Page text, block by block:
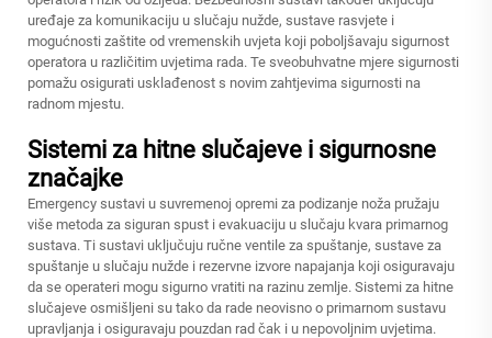
uređaje za komunikaciju u slučaju nužde, sustave rasvjete i
mogućnosti zaštite od vremenskih uvjeta koji poboljšavaju sigurnost
operatora u različitim uvjetima rada. Te sveobuhvatne mjere sigurnosti
pomažu osigurati usklađenost s novim zahtjevima sigurnosti na
radnom mjestu.
Sistemi za hitne slučajeve i sigurnosne
značajke
Emergency sustavi u suvremenoj opremi za podizanje noža pružaju
više metoda za siguran spust i evakuaciju u slučaju kvara primarnog
sustava. Ti sustavi uključuju ručne ventile za spuštanje, sustave za
spuštanje u slučaju nužde i rezervne izvore napajanja koji osiguravaju
da se operateri mogu sigurno vratiti na razinu zemlje. Sistemi za hitne
slučajeve osmišljeni su tako da rade neovisno o primarnom sustavu
upravljanja i osiguravaju pouzdan rad čak i u nepovoljnim uvjetima.